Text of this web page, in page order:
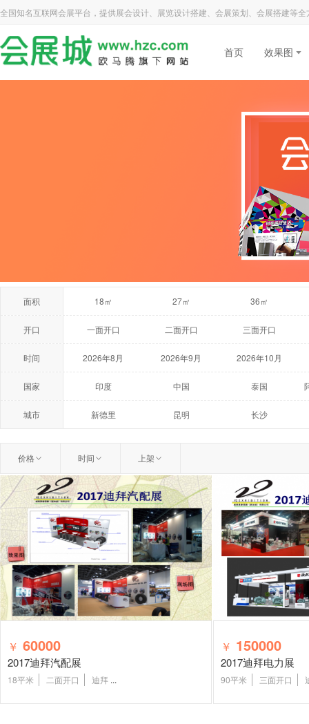
全国知名互联网会展平台，提供展会设计、展览设计搭建、会展策划、会展搭建等
首页 效果图
面积 18㎡ 27㎡ 36㎡
开口 一面开口 二面开口 三面开口
时间 2026年8月 2026年9月 2026年10月
2027年5月 2027年6月 2027年7月
国家 印度 中国 泰国
荷兰 美国 澳大利亚
城市 新德里 昆明 长沙
价格 时间 上架
￥ 60000
2017迪拜汽配展
18平米 二面开口 迪拜 ...
￥ 150000
2017迪拜电力展
90平米 三面开口